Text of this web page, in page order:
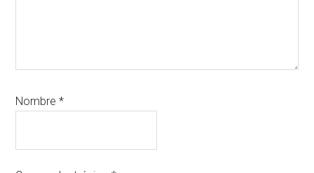
Nombre*